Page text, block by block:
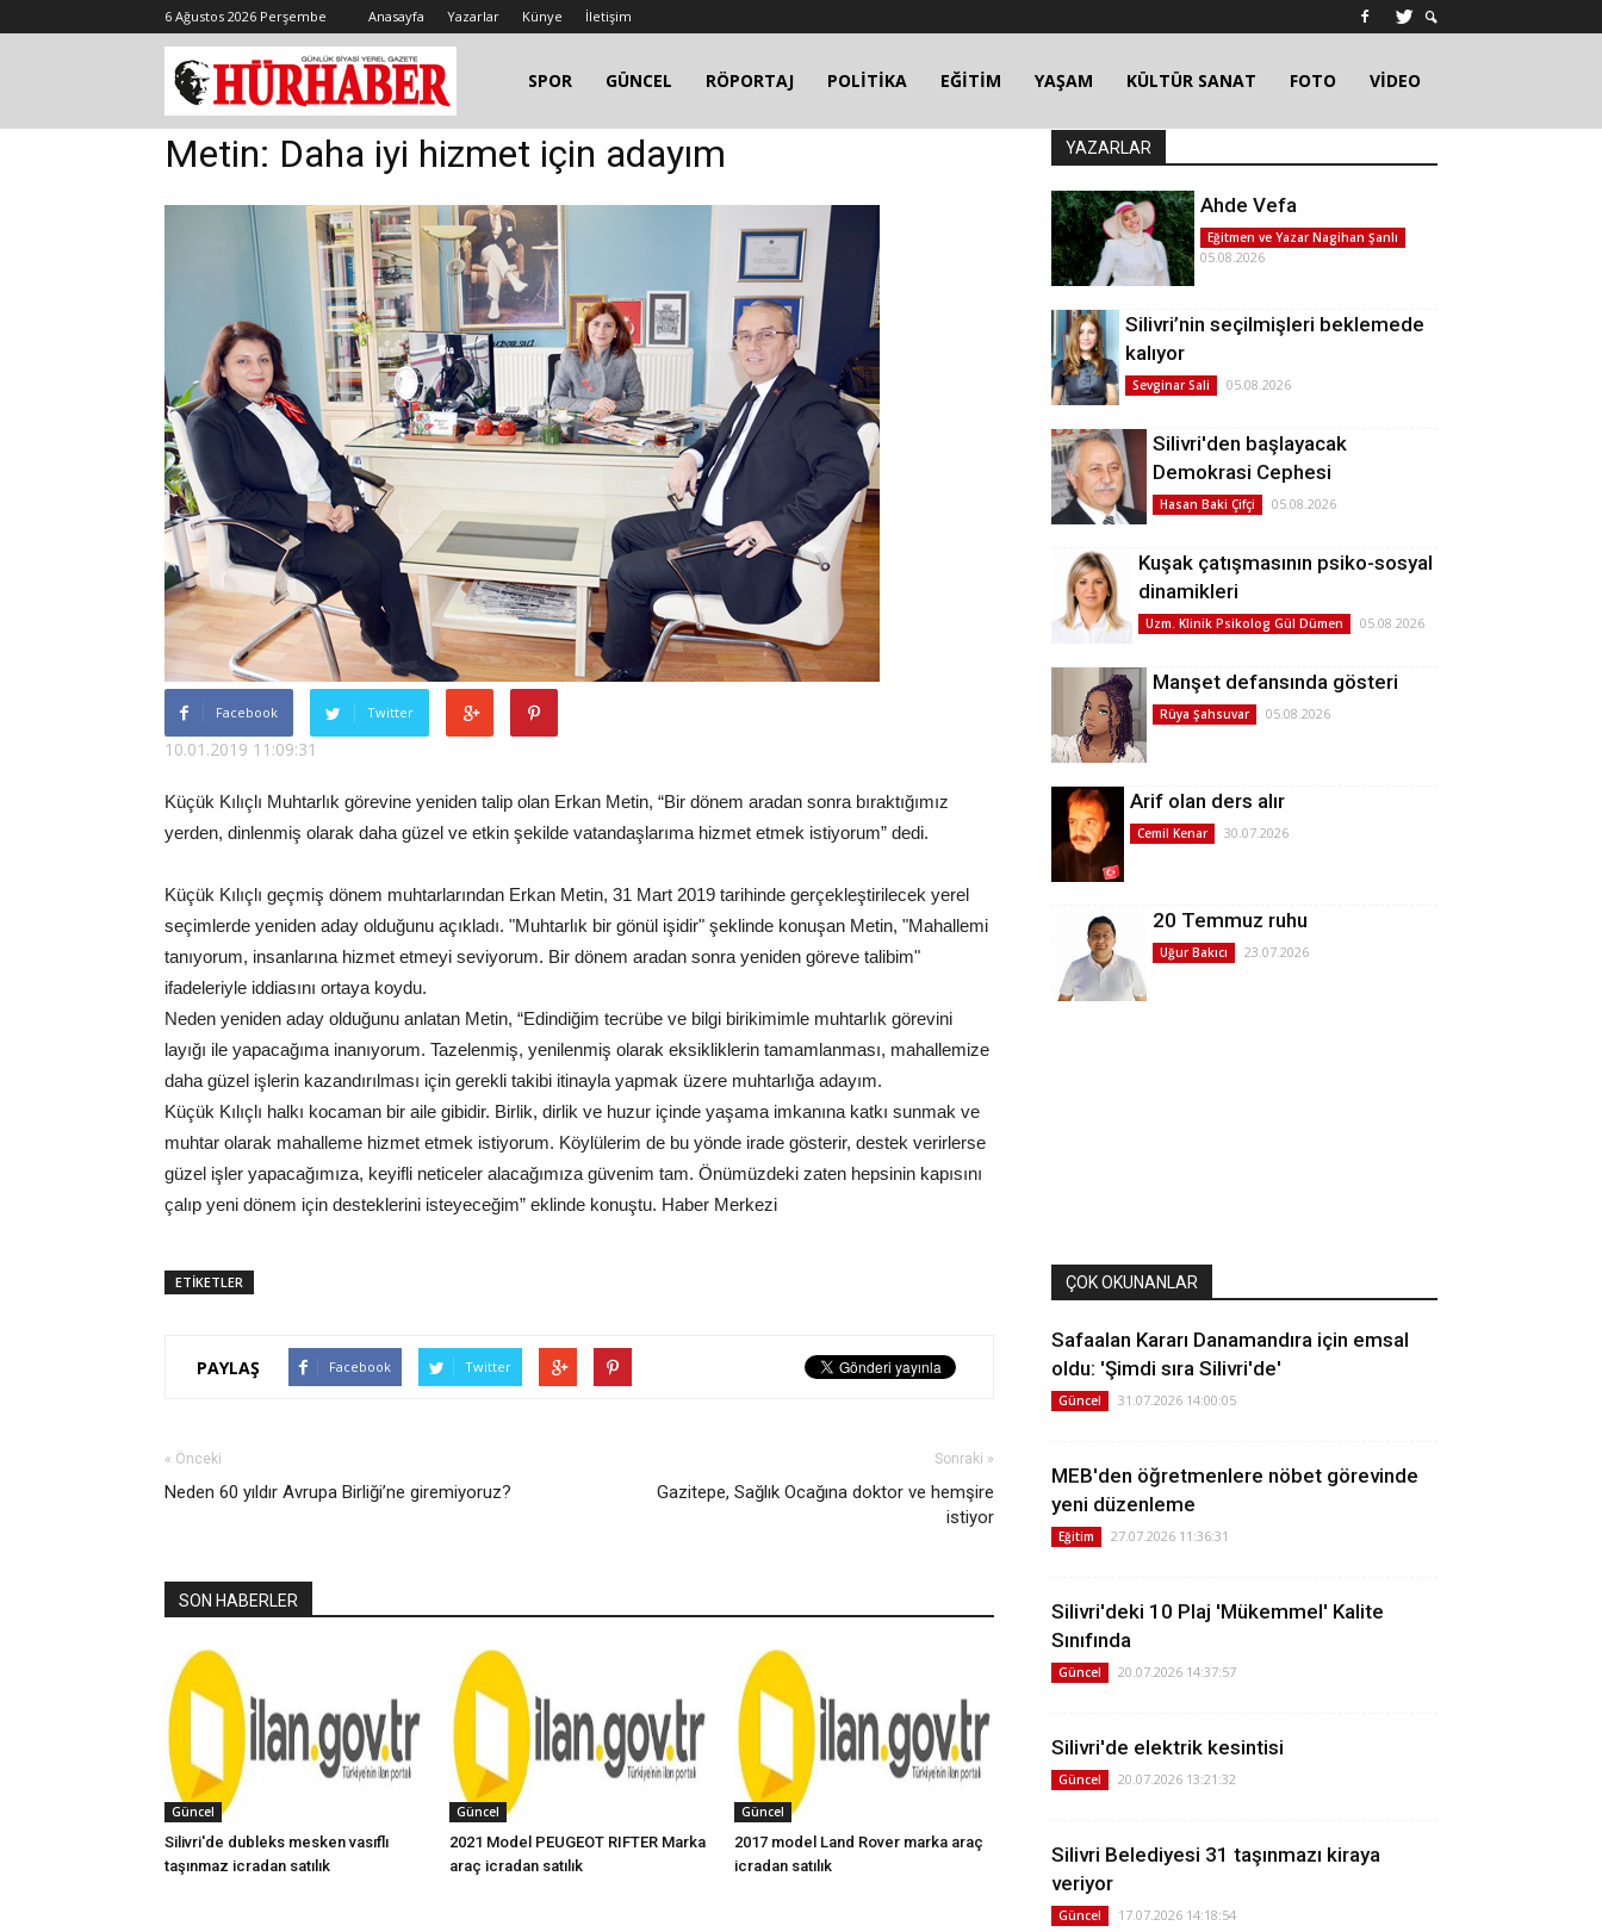
6 Ağustos 2026 Perşembe Anasayfa Yazarlar Künye İletişim
SPOR GÜNCEL RÖPORTAJ POLİTİKA EĞİTİM YAŞAM KÜLTÜR SANAT FOTO VİDEO
Metin: Daha iyi hizmet için adayım
Facebook Twitter
10.01.2019 11:09:31
Küçük Kılıçlı Muhtarlık görevine yeniden talip olan Erkan Metin, “Bir dönem aradan sonra bıraktığımız
yerden, dinlenmiş olarak daha güzel ve etkin şekilde vatandaşlarıma hizmet etmek istiyorum” dedi.
Küçük Kılıçlı geçmiş dönem muhtarlarından Erkan Metin, 31 Mart 2019 tarihinde gerçekleştirilecek yerel
seçimlerde yeniden aday olduğunu açıkladı. "Muhtarlık bir gönül işidir" şeklinde konuşan Metin, "Mahallemi
tanıyorum, insanlarına hizmet etmeyi seviyorum. Bir dönem aradan sonra yeniden göreve talibim"
ifadeleriyle iddiasını ortaya koydu.
Neden yeniden aday olduğunu anlatan Metin, “Edindiğim tecrübe ve bilgi birikimimle muhtarlık görevini
layığı ile yapacağıma inanıyorum. Tazelenmiş, yenilenmiş olarak eksikliklerin tamamlanması, mahallemize
daha güzel işlerin kazandırılması için gerekli takibi itinayla yapmak üzere muhtarlığa adayım.
Küçük Kılıçlı halkı kocaman bir aile gibidir. Birlik, dirlik ve huzur içinde yaşama imkanına katkı sunmak ve
muhtar olarak mahalleme hizmet etmek istiyorum. Köylülerim de bu yönde irade gösterir, destek verirlerse
güzel işler yapacağımıza, keyifli neticeler alacağımıza güvenim tam. Önümüzdeki zaten hepsinin kapısını
çalıp yeni dönem için desteklerini isteyeceğim” eklinde konuştu. Haber Merkezi
ETİKETLER
PAYLAŞ Facebook Twitter
« Önceki
Neden 60 yıldır Avrupa Birliği’ne giremiyoruz?
Sonraki »
Gazitepe, Sağlık Ocağına doktor ve hemşire
istiyor
SON HABERLER
Güncel
Silivri'de dubleks mesken vasıflı
taşınmaz icradan satılık
Güncel
2021 Model PEUGEOT RIFTER Marka
araç icradan satılık
Güncel
2017 model Land Rover marka araç
icradan satılık
YAZARLAR
Ahde Vefa
Eğitmen ve Yazar Nagihan Şanlı
05.08.2026
Silivri’nin seçilmişleri beklemede
kalıyor
Sevginar Sali 05.08.2026
Silivri'den başlayacak
Demokrasi Cephesi
Hasan Baki Çifçi 05.08.2026
Kuşak çatışmasının psiko-sosyal
dinamikleri
Uzm. Klinik Psikolog Gül Dümen 05.08.2026
Manşet defansında gösteri
Rüya Şahsuvar 05.08.2026
Arif olan ders alır
Cemil Kenar 30.07.2026
20 Temmuz ruhu
Uğur Bakıcı 23.07.2026
ÇOK OKUNANLAR
Safaalan Kararı Danamandıra için emsal
oldu: 'Şimdi sıra Silivri'de'
Güncel 31.07.2026 14:00:05
MEB'den öğretmenlere nöbet görevinde
yeni düzenleme
Eğitim 27.07.2026 11:36:31
Silivri'deki 10 Plaj 'Mükemmel' Kalite
Sınıfında
Güncel 20.07.2026 14:37:57
Silivri'de elektrik kesintisi
Güncel 20.07.2026 13:21:32
Silivri Belediyesi 31 taşınmazı kiraya
veriyor
Güncel 17.07.2026 14:18:54